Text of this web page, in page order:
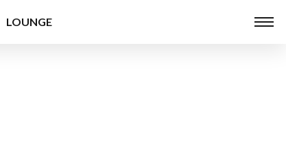
LOUNGE